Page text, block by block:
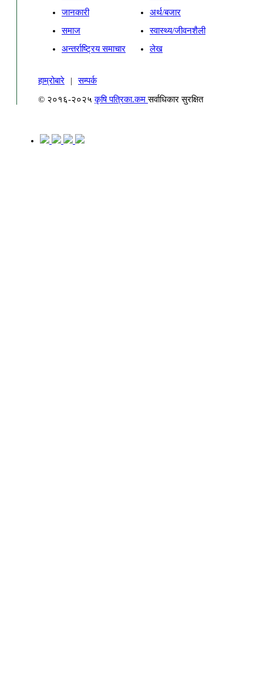
जानकारी
अर्थ/बजार
समाज
स्वास्थ्य/जीवनशैली
अन्तर्राष्ट्रिय समाचार
लेख
हाम्रोबारे |
सम्पर्क
© २०१६-२०२५कृषि पत्रिका.कमसर्वाधिकार सुरक्षित